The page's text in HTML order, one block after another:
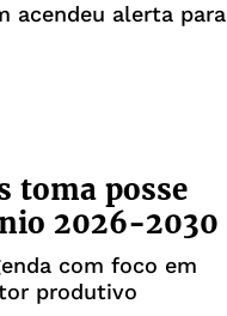
acendeu alerta para
toma posse
2026-2030
com foco em
produtivo